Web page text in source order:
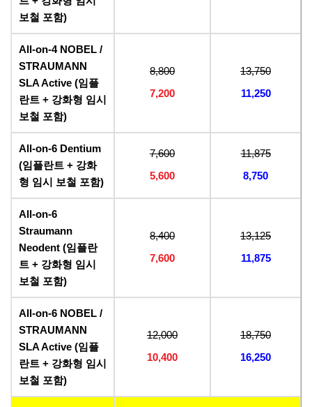
보철 포함)
All-on-4 NOBEL /
STRAUMANN
SLA Active (임플
란트 + 강화형 임시
보철 포함)
8,800
7,200
13,750
11,250
All-on-6 Dentium
(임플란트 + 강화
형 임시 보철 포함)
7,600
5,600
11,875
8,750
All-on-6
Straumann
Neodent (임플란
트 + 강화형 임시
보철 포함)
8,400
7,600
13,125
11,875
All-on-6 NOBEL /
STRAUMANN
SLA Active (임플
란트 + 강화형 임시
보철 포함)
12,000
10,400
18,750
16,250